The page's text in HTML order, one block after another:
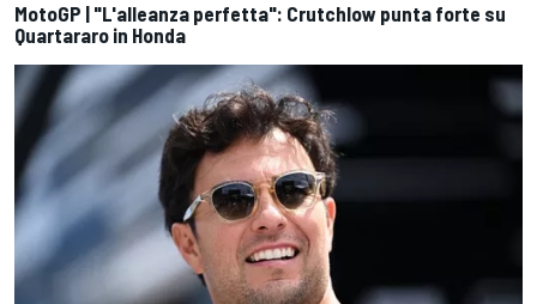
MotoGP | "L'alleanza perfetta": Crutchlow punta forte su
Quartararo in Honda